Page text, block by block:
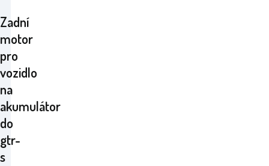
Zadní
motor
pro
vozidlo
na
akumulátor
do
gtr-
s